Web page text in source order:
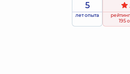
5
лет опыта рейтинг
195